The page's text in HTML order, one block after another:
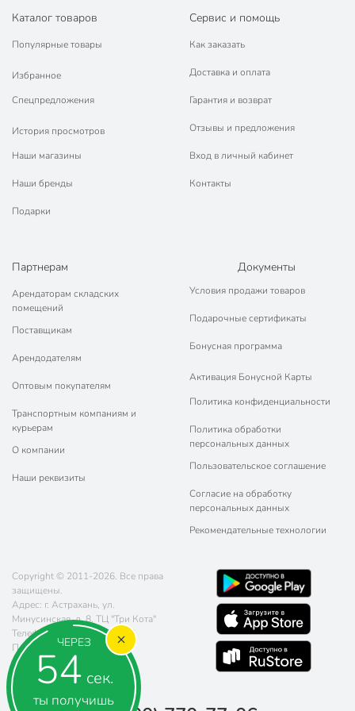
ЧЕРЕЗ
54 сек.
ты получишь
Каталог товаров
Популярные товары
Избранное
Спецпредложения
История просмотров
Наши магазины
Наши бренды
Подарки
Сервис и помощь
Как заказать
Доставка и оплата
Гарантия и возврат
Отзывы и предложения
Вход в личный кабинет
Контакты
Партнерам
Арендаторам складских
помещений
Поставщикам
Арендодателям
Оптовым покупателям
Транспортным компаниям и
курьерам
О компании
Наши реквизиты
Документы
Условия продажи товаров
Подарочные сертификаты
Бонусная программа
Активация Бонусной Карты
Политика конфиденциальности
Политика обработки
персональных данных
Пользовательское соглашение
Согласие на обработку
персональных данных
Рекомендательные технологии
Copyright © 2011-2026. Все права
защищены.
Адрес: г. Астрахань, ул.
Минусинская, д. 8, ТЦ "Три Кота"
Телефон:
8 (800) 770-77-06
Почта:
sales@poryadok.ru